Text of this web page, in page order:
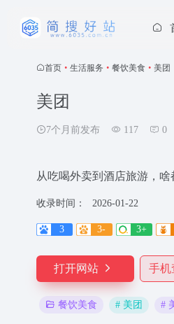
首页 • 生活服务 • 餐饮美食 • 美团
美团
7个月前发布 117 0
从吃喝外卖到酒店旅游，啥
收录时间： 2026-01-22
3 3- 3+
打开网站 手机
餐饮美食 # 美团 #